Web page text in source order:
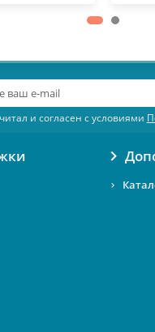
и согласен с условиями